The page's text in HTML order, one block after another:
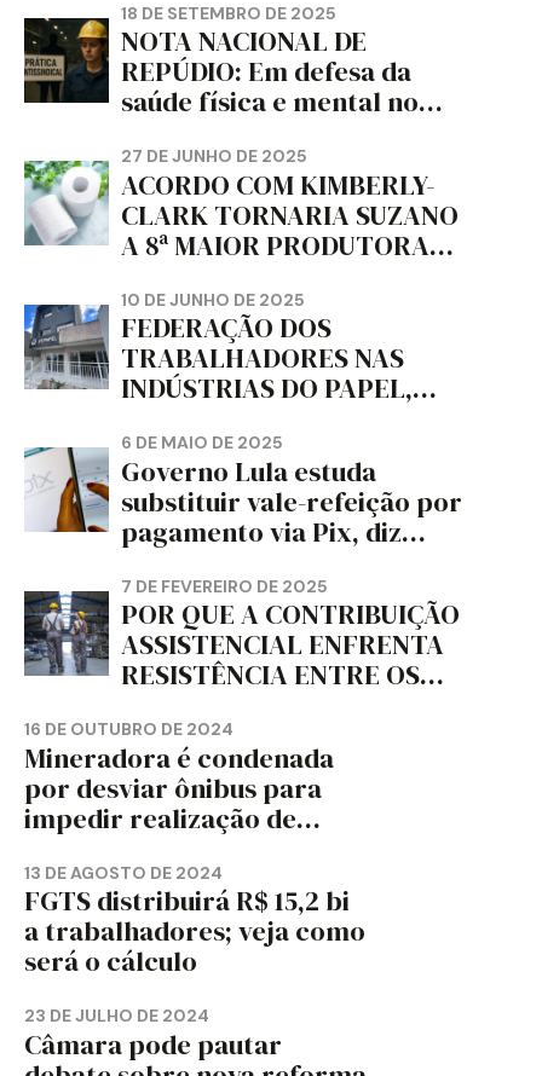
18 DE SETEMBRO DE 2025
NOTA NACIONAL DE
REPÚDIO: Em defesa da
saúde física e mental no
da dignidade sindical.
27 DE JUNHO DE 2025
ACORDO COM KIMBERLY-
CLARK TORNARIA SUZANO
A 8ª MAIOR PRODUTORA
MUNDO, DIZ FITCH
10 DE JUNHO DE 2025
FEDERAÇÃO DOS
TRABALHADORES NAS
INDÚSTRIAS DO PAPEL,
CORTIÇA E ARTEFATOS DE
PAPEL DO ESTADO DO
PARANÁ – FETRAPEL-PR
6 DE MAIO DE 2025
Governo Lula estuda
substituir vale-refeição por
pagamento via Pix, diz
7 DE FEVEREIRO DE 2025
POR QUE A CONTRIBUIÇÃO
ASSISTENCIAL ENFRENTA
RESISTÊNCIA ENTRE OS
16 DE OUTUBRO DE 2024
Mineradora é condenada
por desviar ônibus para
impedir realização de
13 DE AGOSTO DE 2024
FGTS distribuirá R$ 15,2 bi
a trabalhadores; veja como
será o cálculo
23 DE JULHO DE 2024
Câmara pode pautar